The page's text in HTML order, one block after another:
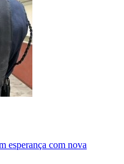
esperança com nova